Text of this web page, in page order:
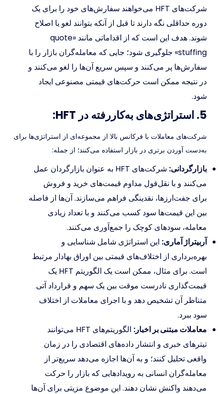
شرکت‌های HFT می‌خواهند سفارش‌های خود را برای یک
دوره حداقلی نگه دارند تا قبل از آنکه بتوانند لغو یا اصلاح
شوند. هدف این است که از اقداماتی مانند «quote
stuffing» جلوگیری شود؛ جایی که معامله‌گران بازار را با
سفارش‌ها پر می‌کنند و سپس سریع آن‌ها را لغو می‌کنند و
در نتیجه ممکن است حرکت‌های قیمتی مصنوعی ایجاد
شود.
5. استراتژی‌های به‌کاررفته در HFT:
شرکت‌های معاملات با فرکانس بالا از مجموعه‌ای از استراتژی‌ها برای
به‌دست آوردن برتری در بازار استفاده می‌کنند؛ از جمله:
بازارگردانی:
شرکت‌های HFT به عنوان بازارگردان عمل
می‌کنند و با نقل‌قول مداوم قیمت‌های خرید و فروش
برای جفت‌ارزها، نقدینگی فراهم می‌سازند. آن‌ها از فاصله
بین این قیمت‌ها سود کسب می‌کنند و با تعداد زیادی
معامله، سودهای کوچک را جمع‌آوری می‌کنند.
آربیتراژ آماری: این استراتژی شامل شناسایی و
بهره‌برداری از اختلاف‌های قیمتی بین اوراق بهادار مرتبط
است. برای مثال، ممکن است یک الگوریتم HFT یک
قیمت‌گذاری نادرست موقت بین یک سهم و قرارداد آتی
متناظر آن تشخیص دهد و با اجرای معاملات از اختلاف
سود ببرد.
معاملات مبتنی بر اخبار:
الگوریتم‌های HFT می‌توانند
تیترهای خبری و انتشار داده‌های اقتصادی را در زمان
واقعی تحلیل کنند؛ و به آن‌ها اجازه می‌دهد سریع‌تر از
معامله‌گران انسانی به رویدادهایی که بازار را حرکت
می‌دهند واکنش نشان دهند. این موضوع مزیتی برای آن‌ها